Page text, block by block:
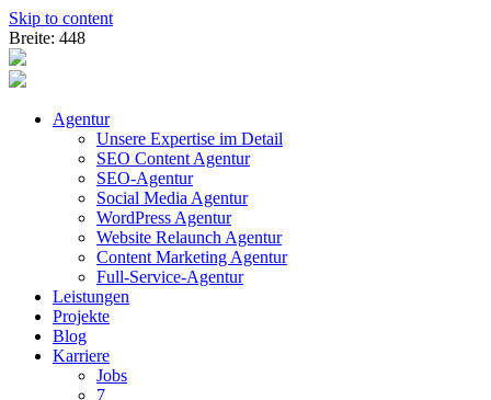
Skip to content
Breite: 448
Agentur
Unsere Expertise im Detail
SEO Content Agentur
SEO-Agentur
Social Media Agentur
WordPress Agentur
Website Relaunch Agentur
Content Marketing Agentur
Full-Service-Agentur
Leistungen
Projekte
Blog
Karriere
Jobs
7